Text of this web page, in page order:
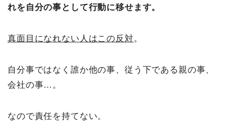
れを自分の事として行動に移せます。
真面目になれない人はこの反対。
自分事ではなく誰か他の事、従う下である親の事、
会社の事…。
なので責任を持てない。